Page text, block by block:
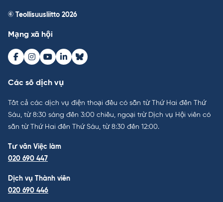
© Teollisuusliitto 2026
Mạng xã hội
Facebook
Instagram
Youtube
LinkedInBluesky
Các số dịch vụ
Tất cả các dịch vụ điện thoại đều có sẵn từ Thứ Hai đến Thứ
Sáu, từ 8:30 sáng đến 3:00 chiều, ngoại trừ Dịch vụ Hội viên có
sẵn từ Thứ Hai đến Thứ Sáu, từ 8:30 đến 12:00.
Tư vấn Việc làm
020 690 447
Dịch vụ Thành viên
020 690 446